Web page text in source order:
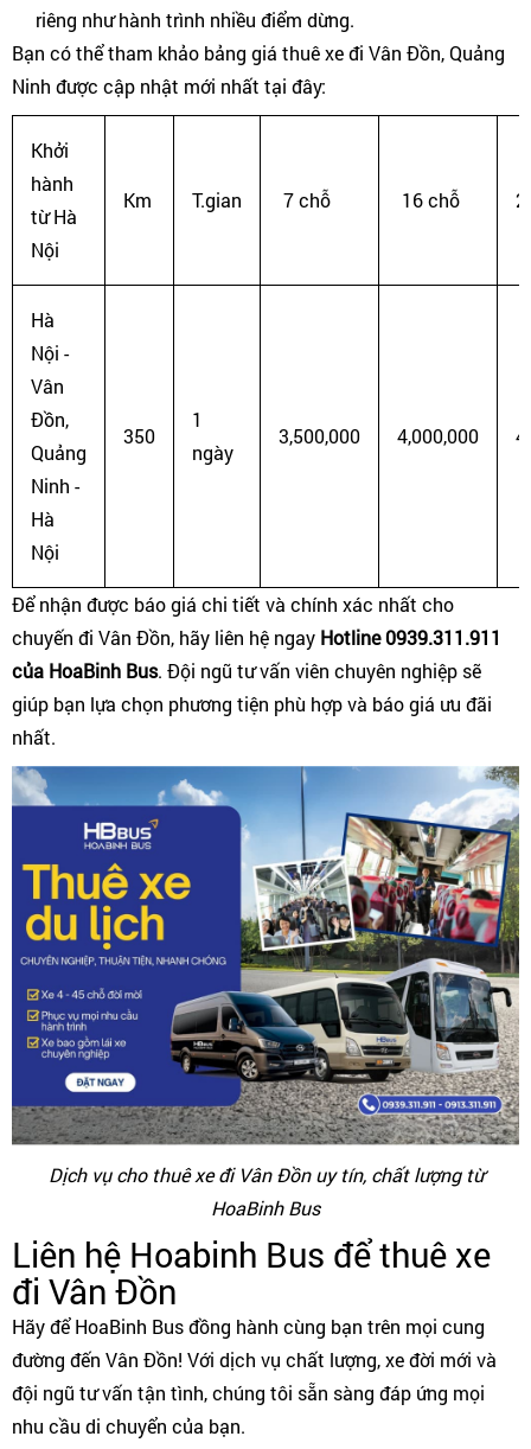
riêng như hành trình nhiều điểm dừng.
Bạn có thể tham khảo bảng giá thuê xe đi Vân Đồn, Quảng
Ninh được cập nhật mới nhất tại đây:
Khởi
hành
từ Hà
Nội
Km T.gian 7 chỗ 16 chỗ
Hà
Nội -
Vân
Đồn,
Quảng
Ninh -
Hà
Nội
350
1
ngày
3,500,000 4,000,000
Để nhận được báo giá chi tiết và chính xác nhất cho
chuyến đi Vân Đồn, hãy liên hệ ngay Hotline 0939.311.911
của HoaBinh Bus. Đội ngũ tư vấn viên chuyên nghiệp sẽ
giúp bạn lựa chọn phương tiện phù hợp và báo giá ưu đãi
nhất.
Dịch vụ cho thuê xe đi Vân Đồn uy tín, chất lượng từ
HoaBinh Bus
Liên hệ Hoabinh Bus để thuê xe
đi Vân Đồn
Hãy để HoaBinh Bus đồng hành cùng bạn trên mọi cung
đường đến Vân Đồn! Với dịch vụ chất lượng, xe đời mới và
đội ngũ tư vấn tận tình, chúng tôi sẵn sàng đáp ứng mọi
nhu cầu di chuyển của bạn.